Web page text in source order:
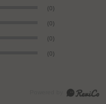
(0)
(0)
(0)
(0)